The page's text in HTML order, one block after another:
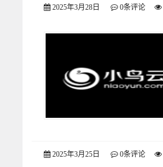
2025年3月28日 0条评论
2025年3月25日 0条评论